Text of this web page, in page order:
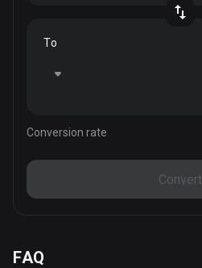
To
Conversion rate
Convert
FAQ